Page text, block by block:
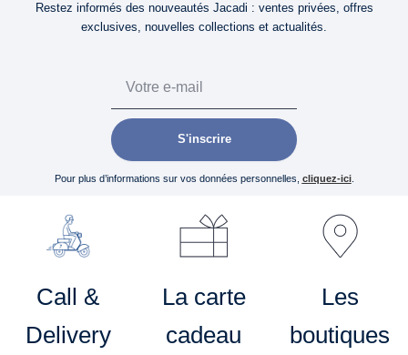
Restez informés des nouveautés Jacadi : ventes privées, offres
exclusives, nouvelles collections et actualités.
S'inscrire
Pour plus d’informations sur vos données personnelles, cliquez-ici.
Call &
Delivery
La carte
cadeau
Les
boutiques